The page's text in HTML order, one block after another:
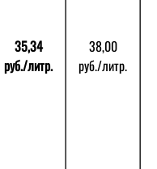
35,34
руб./литр.
38,00
руб./литр.